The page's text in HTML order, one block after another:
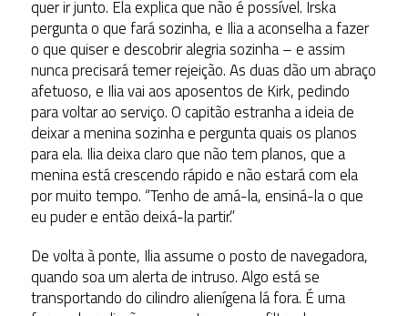
quer ir junto. Ela explica que não é possível. Irska
pergunta o que fará sozinha, e Ilia a aconselha a fazer
o que quiser e descobrir alegria sozinha – e assim
nunca precisará temer rejeição. As duas dão um abraço
afetuoso, e Ilia vai aos aposentos de Kirk, pedindo
para voltar ao serviço. O capitão estranha a ideia de
deixar a menina sozinha e pergunta quais os planos
para ela. Ilia deixa claro que não tem planos, que a
menina está crescendo rápido e não estará com ela
por muito tempo. “Tenho de amá-la, ensiná-la o que
eu puder e então deixá-la partir.”
De volta à ponte, Ilia assume o posto de navegadora,
quando soa um alerta de intruso. Algo está se
transportando do cilindro alienígena lá fora. É uma